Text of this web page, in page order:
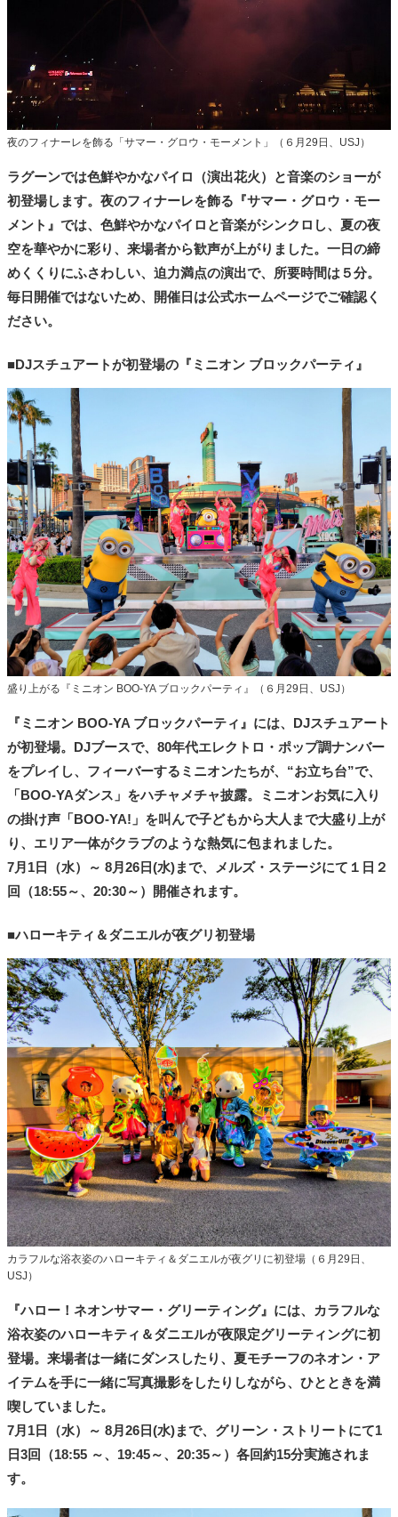
夜のフィナーレを飾る「サマー・グロウ・モーメント」（６月29日、USJ）
ラグーンでは色鮮やかなパイロ（演出花火）と音楽のショーが
初登場します。夜のフィナーレを飾る『サマー・グロウ・モー
メント』では、色鮮やかなパイロと音楽がシンクロし、夏の夜
空を華やかに彩り、来場者から歓声が上がりました。一日の締
めくくりにふさわしい、迫力満点の演出で、所要時間は５分。
毎日開催ではないため、開催日は公式ホームページでご確認く
ださい。
■DJスチュアートが初登場の『ミニオン ブロックパーティ』
盛り上がる『ミニオン BOO-YA ブロックパーティ』（６月29日、USJ）
『ミニオン BOO-YA ブロックパーティ』には、DJスチュアート
が初登場。DJブースで、80年代エレクトロ・ポップ調ナンバー
をプレイし、フィーバーするミニオンたちが、“お立ち台”で、
「BOO-YAダンス」をハチャメチャ披露。ミニオンお気に入り
の掛け声「BOO-YA!」を叫んで子どもから大人まで大盛り上が
り、エリア一体がクラブのような熱気に包まれました。
7月1日（水）～ 8月26日(水)まで、メルズ・ステージにて１日２
回（18:55～、20:30～）開催されます。
■ハローキティ＆ダニエルが夜グリ初登場
カラフルな浴衣姿のハローキティ＆ダニエルが夜グリに初登場（６月29日、
USJ）
『ハロー！ネオンサマー・グリーティング』には、カラフルな
浴衣姿のハローキティ＆ダニエルが夜限定グリーティングに初
登場。来場者は一緒にダンスしたり、夏モチーフのネオン・ア
イテムを手に一緒に写真撮影をしたりしながら、ひとときを満
喫していました。
7月1日（水）～ 8月26日(水)まで、グリーン・ストリートにて1
日3回（18:55 ～、19:45～、20:35～）各回約15分実施されま
す。